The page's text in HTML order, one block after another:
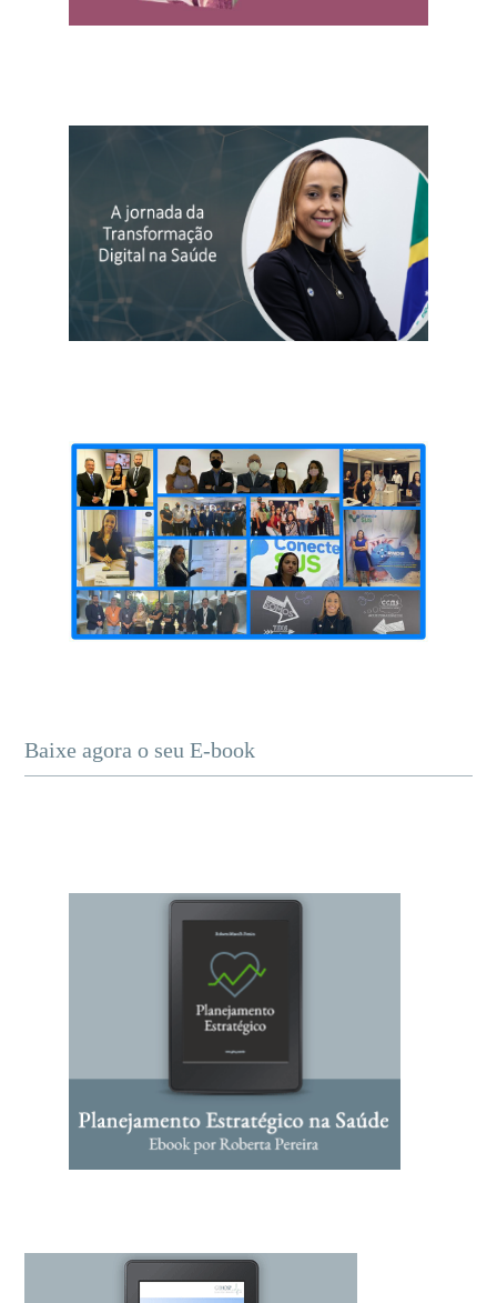
Baixe agora o seu E-book